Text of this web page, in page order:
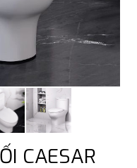
CAESAR